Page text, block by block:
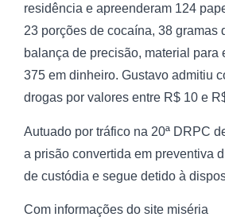
residência e apreenderam 124
23 porções de cocaína, 38 gramas
balança de precisão, material para
375 em dinheiro. Gustavo admitiu
drogas por valores entre R$ 10 e
Autuado por tráfico na 20ª DRPC
a prisão convertida em preventiva
de custódia e segue detido à
Com informações do site miséria